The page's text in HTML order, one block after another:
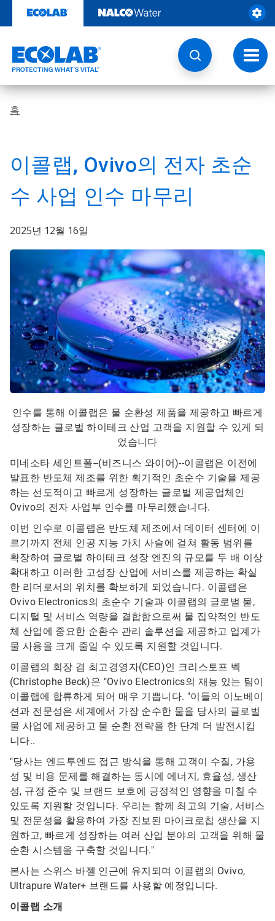
츠
기
토
글
내
비
홈
이콜랩, Ovivo의 전자 초순
수 사업 인수 마무리
2025년 12월 16일
인수를 통해 이콜랩은 물 순환성 제품을 제공하고 빠르게
성장하는 글로벌 하이테크 산업 고객을 지원할 수 있게 되
었습니다
미네소타 세인트폴--(비즈니스 와이어)--이콜랩은 이전에
발표한 반도체 제조를 위한 획기적인 초순수 기술을 제공
하는 선도적이고 빠르게 성장하는 글로벌 제공업체인
Ovivo의 전자 사업부 인수를 마무리했습니다.
이번 인수로 이콜랩은 반도체 제조에서 데이터 센터에 이
르기까지 전체 인공 지능 가치 사슬에 걸쳐 활동 범위를
확장하여 글로벌 하이테크 성장 엔진의 규모를 두 배 이상
확대하고 이러한 고성장 산업에 서비스를 제공하는 확실
한 리더로서의 위치를 확보하게 되었습니다. 이콜랩은
Ovivo Electronics의 초순수 기술과 이콜랩의 글로벌 물,
디지털 및 서비스 역량을 결합함으로써 물 집약적인 반도
체 산업에 중요한 순환수 관리 솔루션을 제공하고 업계가
물 사용을 크게 줄일 수 있도록 지원할 것입니다.
이콜랩의 회장 겸 최고경영자(CEO)인 크리스토프 벡
(Christophe Beck)은 "Ovivo Electronics의 재능 있는 팀이
이콜랩에 합류하게 되어 매우 기쁩니다. "이들의 이노베이
션과 전문성은 세계에서 가장 순수한 물을 당사의 글로벌
물 사업에 제공하고 물 순환 전략을 한 단계 더 발전시킵
니다..
"당사는 엔드투엔드 접근 방식을 통해 고객이 수질, 가용
성 및 비용 문제를 해결하는 동시에 에너지, 효율성, 생산
성, 규정 준수 및 브랜드 보호에 긍정적인 영향을 미칠 수
있도록 지원할 것입니다. 우리는 함께 최고의 기술, 서비스
및 전문성을 활용하여 가장 진보된 마이크로칩 생산을 지
원하고, 빠르게 성장하는 여러 산업 분야의 고객을 위해 물
순환 시스템을 구축할 것입니다."
본사는 스위스 바젤 인근에 유지되며 이콜랩의 Ovivo,
Ultrapure Water+ 브랜드를 사용할 예정입니다.
이콜랩 소개